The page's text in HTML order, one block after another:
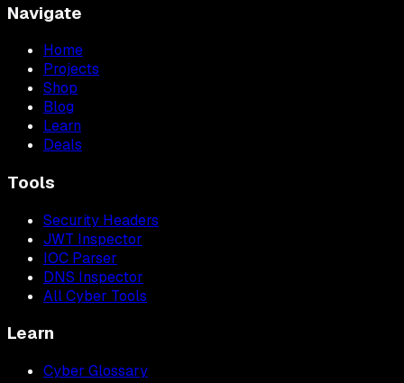
Navigate
Home
Projects
Shop
Blog
Learn
Deals
Tools
Security Headers
JWT Inspector
IOC Parser
DNS Inspector
All Cyber Tools
Learn
Cyber Glossary